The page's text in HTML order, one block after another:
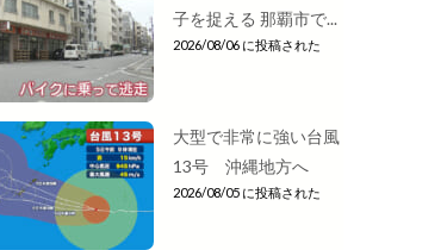
子を捉える 那覇市で...
2026/08/06 に投稿された
大型で非常に強い台風
13号 沖縄地方へ
2026/08/05 に投稿された